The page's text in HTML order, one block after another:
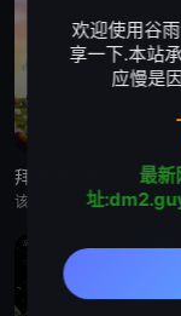
拜斯:格雷夫
该剧专为婴幼儿和学龄前儿童设计，结合了儿童睡眠科学研究。它采用极其柔和的色彩、慢节奏的3D动画和舒缓的音乐，属
喜剧
欢迎使用谷
享一下.本站
应慢是
最
址